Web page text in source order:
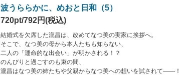
波うららかに、めおと日和（5）
720pt/792円(税込)
結婚式を欠席した瀧昌は、改めてなつ美の実家に挨拶へ。
そこで、なつ美の母から本人たちも知らない、
二人の「運命的な出会い」が明かされる！？
のんびりと過ごすのも束の間、
瀧昌はなつ美の姉たちや父親からなつ美への想いを試されて――！